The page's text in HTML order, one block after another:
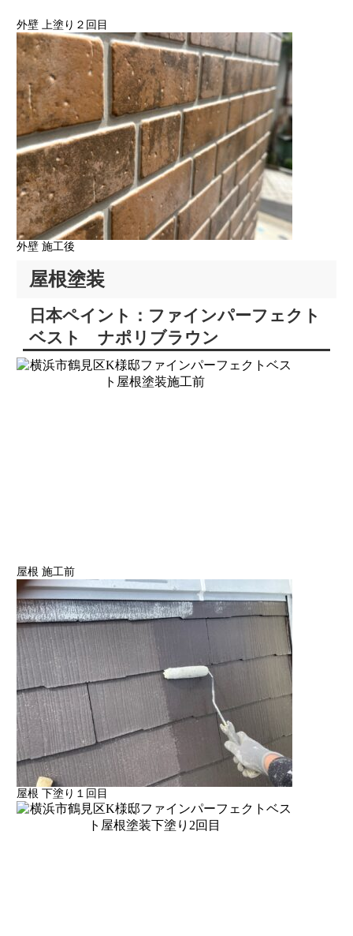
外壁 上塗り２回目
外壁 施工後
屋根塗装
日本ペイント：ファインパーフェクト
ベスト ナポリブラウン
屋根 施工前
屋根 下塗り１回目